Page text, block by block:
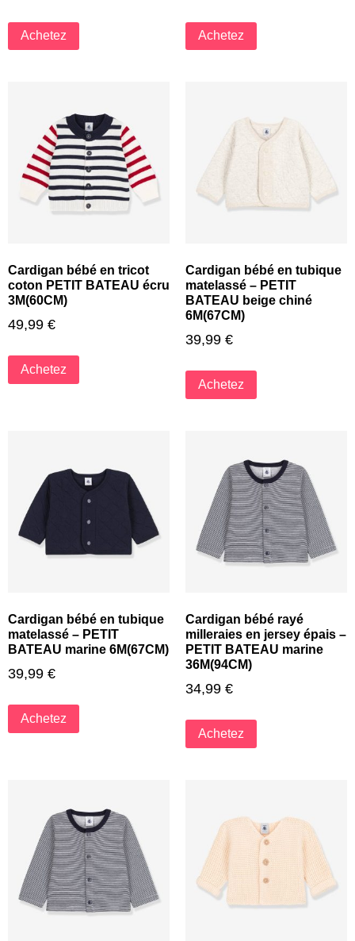
Achetez Achetez
Cardigan bébé en tricot
coton PETIT BATEAU écru
3M(60CM)
49,99 €
Achetez
Cardigan bébé en tubique
matelassé – PETIT
BATEAU beige chiné
6M(67CM)
39,99 €
Achetez
Cardigan bébé en tubique
matelassé – PETIT
BATEAU marine 6M(67CM)
39,99 €
Achetez
Cardigan bébé rayé
milleraies en jersey épais –
PETIT BATEAU marine
36M(94CM)
34,99 €
Achetez